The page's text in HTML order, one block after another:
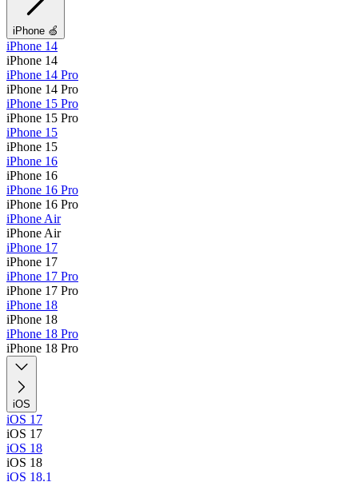
iPhone 🍏
iPhone 14
iPhone 14
iPhone 14 Pro
iPhone 14 Pro
iPhone 15 Pro
iPhone 15 Pro
iPhone 15
iPhone 15
iPhone 16
iPhone 16
iPhone 16 Pro
iPhone 16 Pro
iPhone Air
iPhone Air
iPhone 17
iPhone 17
iPhone 17 Pro
iPhone 17 Pro
iPhone 18
iPhone 18
iPhone 18 Pro
iPhone 18 Pro
iOS
iOS 17
iOS 17
iOS 18
iOS 18
iOS 18.1